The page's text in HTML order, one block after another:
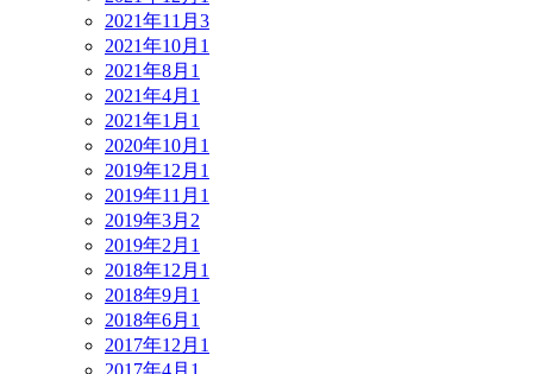
2021年11月 3
2021年10月 1
2021年8月 1
2021年4月 1
2021年1月 1
2020年10月 1
2019年12月 1
2019年11月 1
2019年3月 2
2019年2月 1
2018年12月 1
2018年9月 1
2018年6月 1
2017年12月 1
2017年4月 1